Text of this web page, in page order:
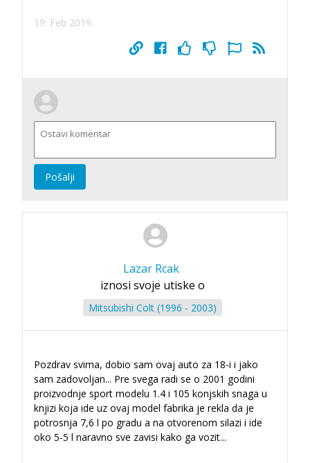
19. Feb 2019.
Pošalji
Lazar Rcak
iznosi svoje utiske o
Mitsubishi Colt (1996 - 2003)
Pozdrav svima, dobio sam ovaj auto za 18-i i jako
sam zadovoljan... Pre svega radi se o 2001 godini
proizvodnje sport modelu 1.4 i 105 konjskih snaga u
knjizi koja ide uz ovaj model fabrika je rekla da je
potrosnja 7,6 l po gradu a na otvorenom silazi i ide
oko 5-5 l naravno sve zavisi kako ga vozit...